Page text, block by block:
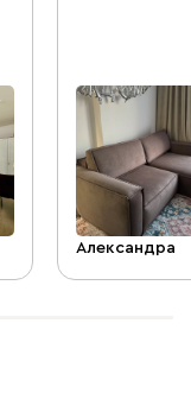
Александра